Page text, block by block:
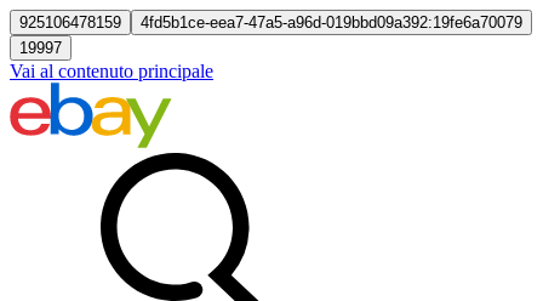
925106478159
4fd5b1ce-eea7-47a5-a96d-019bbd09a392:19fe6a70079
19997
Vai al contenuto principale